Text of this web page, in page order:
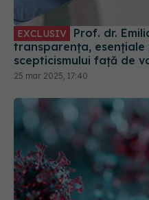
EXCLUSIV
transparența,
scepticismului față de
25 mar 2025, 17:40